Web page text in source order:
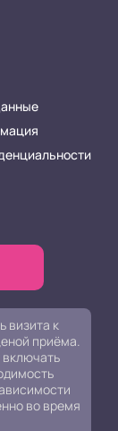
визита к
приёма.
во время